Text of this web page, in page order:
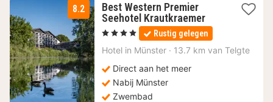
8.2
Best Western Premier
Seehotel Krautkraemer3
nachten
vanaf
116
, 4 Sterren Rustig gelegen
Hotel in Münster · 13.7 km van Telgte
Direct aan het meer
Nabij Münster
Zwembad